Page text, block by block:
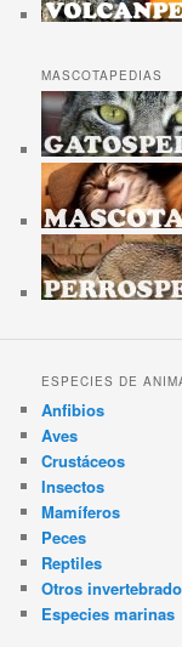
MASCOTAPEDIAS
ESPECIES DE
Anfibios
Aves
Crustáceos
Insectos
Mamíferos
Peces
Reptiles
Otros
Especies marinas